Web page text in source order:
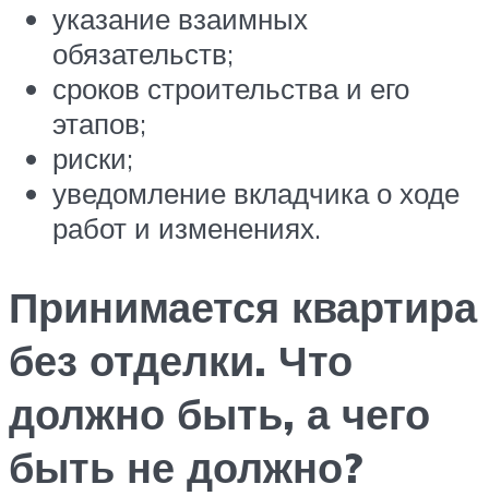
указание взаимных
обязательств;
сроков строительства и его
этапов;
риски;
уведомление вкладчика о ходе
работ и изменениях.
Принимается квартира
без отделки. Что
должно быть, а чего
быть не должно?